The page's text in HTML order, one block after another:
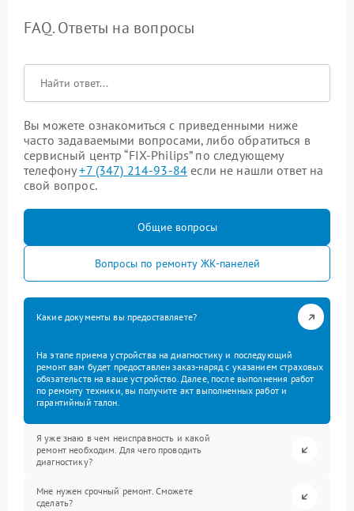
FAQ. Ответы на вопросы
Вы можете ознакомиться с приведенными ниже
часто задаваемыми вопросами, либо обратиться в
сервисный центр “FIX-Philips” по следующему
телефону+7 (347) 214-93-84 если не нашли ответ на
свой вопрос.
Общие вопросы
Вопросы по ремонту ЖК-панелей
Какие документы вы предоставляете?
На этапе приема устройства на диагностику и последующий
ремонт вам будет предоставлен заказ-наряд с указанием страховых
обязательств на ваше устройство. Далее, после выполнения работ
по ремонту техники, вы получите акт выполненных работ и
гарантийный талон.
Я уже знаю в чем неисправность и какой
ремонт необходим. Для чего проводить
диагностику?
Мне нужен срочный ремонт. Сможете
сделать?